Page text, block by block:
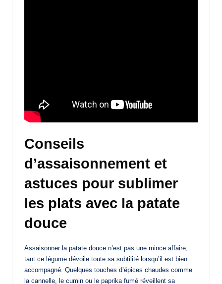
Conseils
d’assaisonnement et
astuces pour sublimer
les plats avec la patate
douce
Assaisonner la patate douce n’est pas une mince affaire,
tant ce légume dévoile toute sa subtilité lorsqu’il est bien
accompagné. Quelques touches d’épices chaudes comme
la cannelle, le cumin ou le paprika fumé réveillent sa